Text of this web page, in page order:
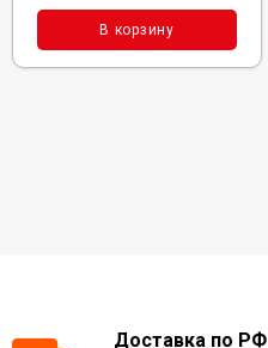
В корзину
Доставка по РФ